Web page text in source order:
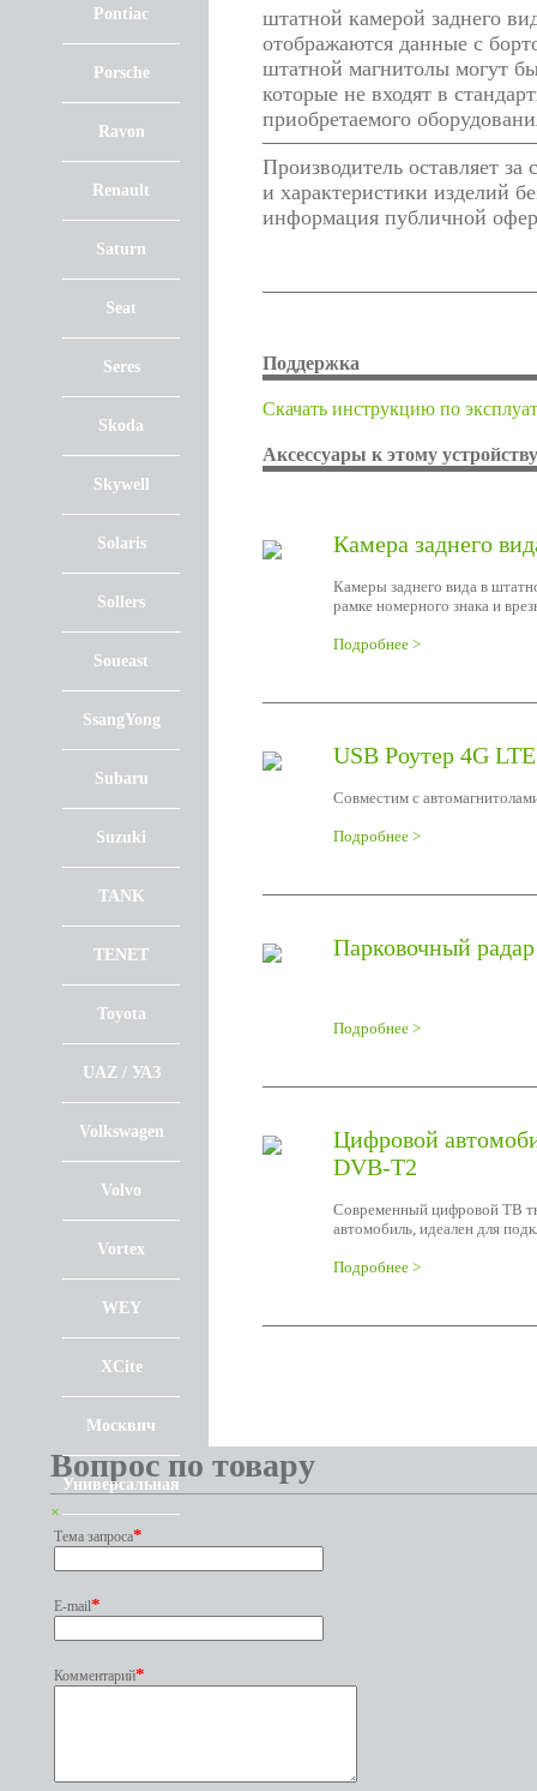
Pontiac
Porsche
Ravon
Renault
Saturn
Seat
Seres
Skoda
Skywell
Solaris
Sollers
Soueast
SsangYong
Subaru
Suzuki
TANK
TENET
Toyota
UAZ / УАЗ
Volkswagen
Volvo
Vortex
WEY
XCite
Москвич
Универсальная
штатной камерой заднего
отображаются данные с
штатной магнитолы могут
которые не входят в
приобретаемого
Производитель оставляет
и характеристики изделий
информация публичной
Поддержка
Cкачать инструкцию по
Аксессуары к этому устройству
Камера заднего
Камеры заднего вида в
рамке номерного знака и
Подробнее >
USB Роутер 4G LTE
Совместим с
Подробнее >
Парковочный
Подробнее >
Цифровой
DVB-T2
Современный цифровой ТВ
автомобиль, идеален для
Подробнее >
Вопрос по товару
×
Тема запроса*
E-mail*
Комментарий*